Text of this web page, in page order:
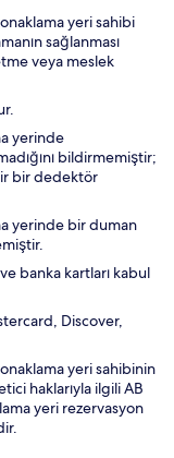
yeri sahibi
sağlanması
veya meslek
yerinde
bildirmemiştir;
bir dedektör
yerinde bir duman
banka kartları kabul
Discover,
yeri sahibinin
haklarıyla ilgili AB
yeri rezervasyon